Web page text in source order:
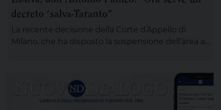
ci si ritroverà come Comunità educativa pastorale
decreto ‘salva-Taranto”
La recente decisione della Corte d’Appello di
Milano, che ha disposto la sospensione dell’area a
alla completa bonifica dell’amianto e alla riduzione
delle emissioni di polveri sottili, rappresenta un
passaggio destinato a segnare la lunga vicenda